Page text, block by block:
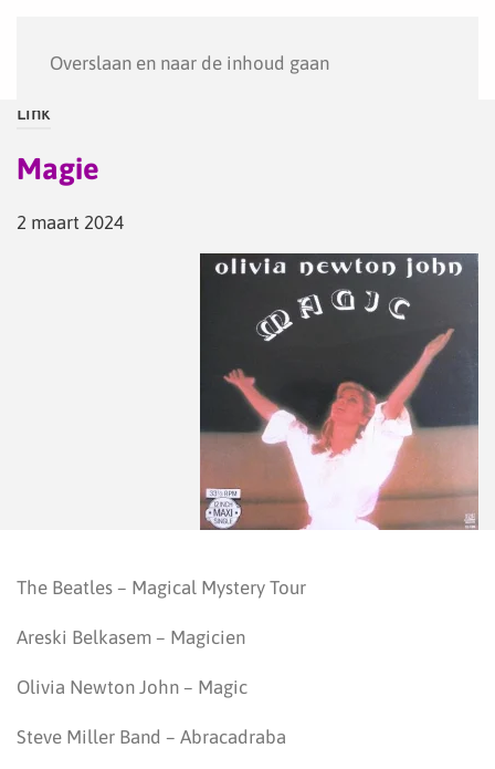
Overslaan en naar de inhoud gaan
Link
Magie
2 maart 2024
The Beatles – Magical Mystery Tour
Areski Belkasem – Magicien
Olivia Newton John – Magic
Steve Miller Band – Abracadraba